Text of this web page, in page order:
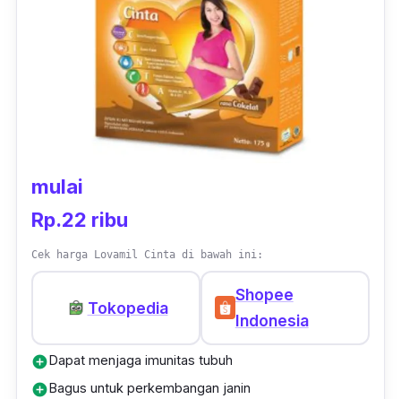
membuat para ibu hamil bisa
mengonsumsinya dengan nyaman dan
mulai
Rp.22 ribu
Cek harga Lovamil Cinta di bawah ini:
Tokopedia
Shopee
Indonesia
add_circleDapat menjaga imunitas tubuh
add_circleBagus untuk perkembangan janin